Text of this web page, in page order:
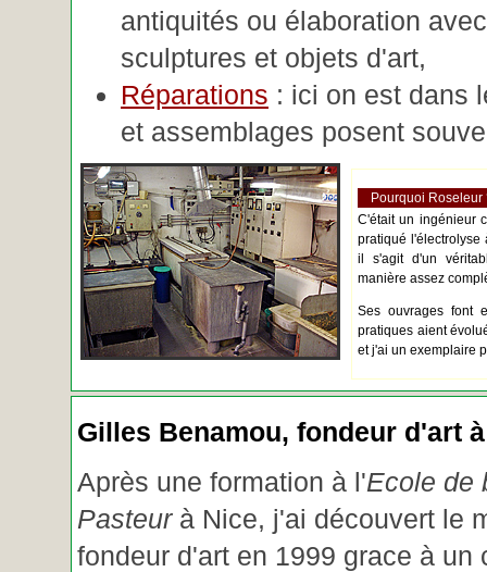
antiquités ou élaboration
sculptures et objets d'art,
Réparations : ici on est dans
et assemblages posent
Pourquoi Roseleur
C'était un ingénieur
pratiqué l'électrolyse
il s'agit d'un
manière assez
Ses ouvrages font
pratiques aient
et j'ai un exemplaire
Gilles Benamou, fondeur d'art
Après une formation à l'Ecole de
Pasteurà Nice, j'ai découvert le
fondeur d'art en 1999 grace à un